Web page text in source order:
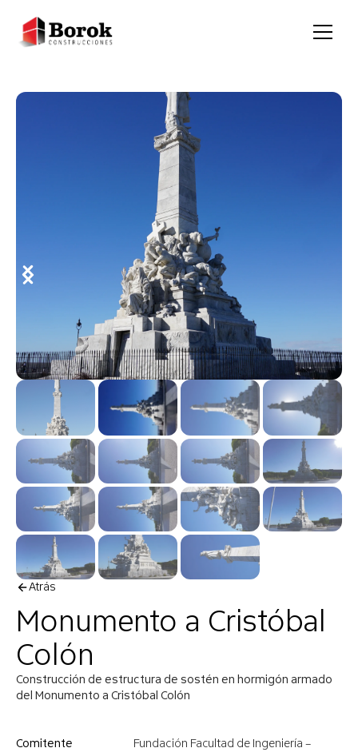
Atrás
Monumento a Cristóbal
Colón
Construcción de estructura de sostén en hormigón armado
del Monumento a Cristóbal Colón
Comitente
Fundación Facultad de Ingeniería –